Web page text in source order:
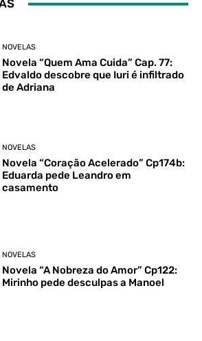
NOVELAS
Novela “Quem Ama Cuida” Cap. 77:
Edvaldo descobre que Iuri é infiltrado
de Adriana
NOVELAS
Novela “Coração Acelerado” Cp174b:
Eduarda pede Leandro em
casamento
NOVELAS
Novela “A Nobreza do Amor” Cp122:
Mirinho pede desculpas a Manoel